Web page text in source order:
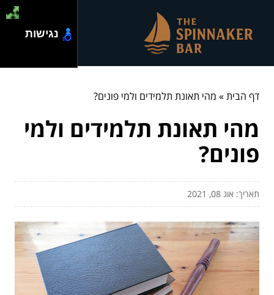
דף הבית» מהי תאונת תלמידים ולמי פונים?
מהי תאונת תלמידים ולמי
פונים?
תאריך: אוג 08, 2021
נגישות